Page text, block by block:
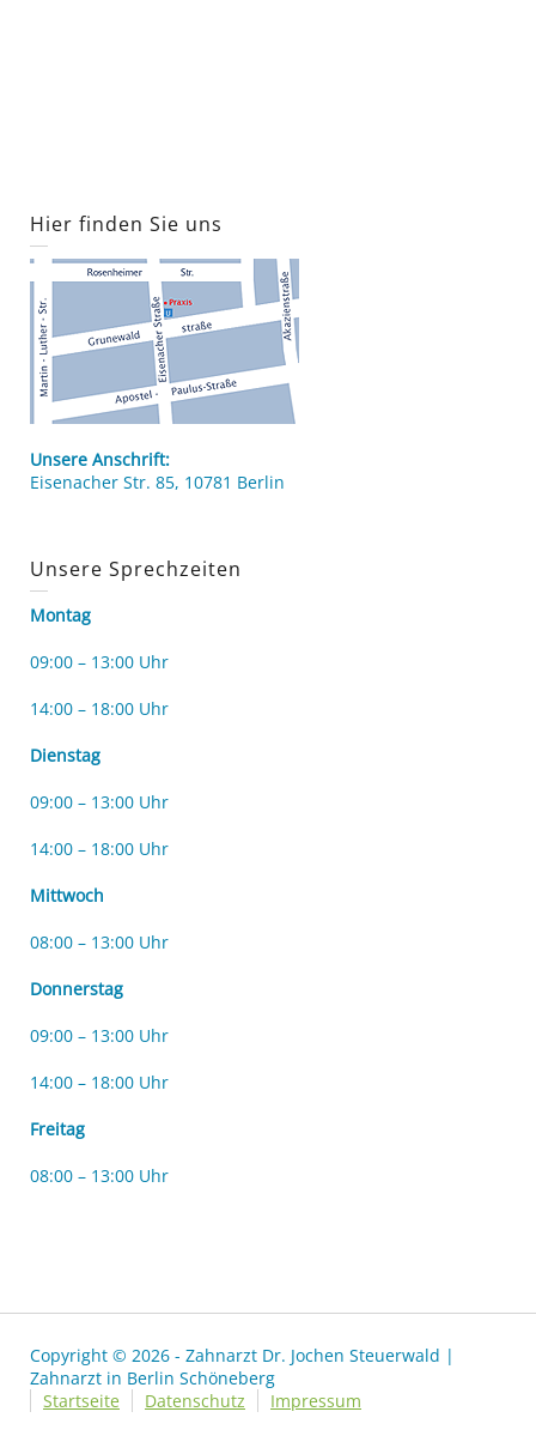
Hier finden Sie uns
Unsere Anschrift:
Eisenacher Str. 85, 10781 Berlin
Unsere Sprechzeiten
Montag
09:00 – 13:00 Uhr
14:00 – 18:00 Uhr
Dienstag
09:00 – 13:00 Uhr
14:00 – 18:00 Uhr
Mittwoch
08:00 – 13:00 Uhr
Donnerstag
09:00 – 13:00 Uhr
14:00 – 18:00 Uhr
Freitag
08:00 – 13:00 Uhr
Copyright © 2026 - Zahnarzt Dr. Jochen Steuerwald |
Zahnarzt in Berlin Schöneberg
Startseite
Datenschutz Impressum